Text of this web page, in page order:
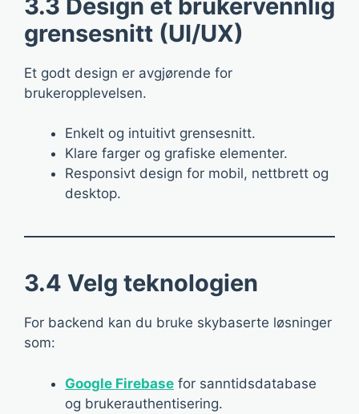
3.3 Design et brukervennlig
grensesnitt (UI/UX)
Et godt design er avgjørende for
brukeropplevelsen.
Enkelt og intuitivt grensesnitt.
Klare farger og grafiske elementer.
Responsivt design for mobil, nettbrett og
desktop.
3.4 Velg teknologien
For backend kan du bruke skybaserte løsninger
som:
Google Firebase for sanntidsdatabase
og brukerauthentisering.